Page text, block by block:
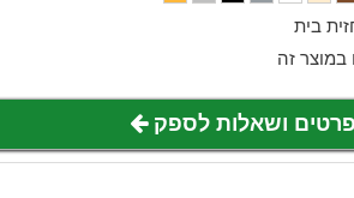
בית
במוצר זה
ושאלות לספק